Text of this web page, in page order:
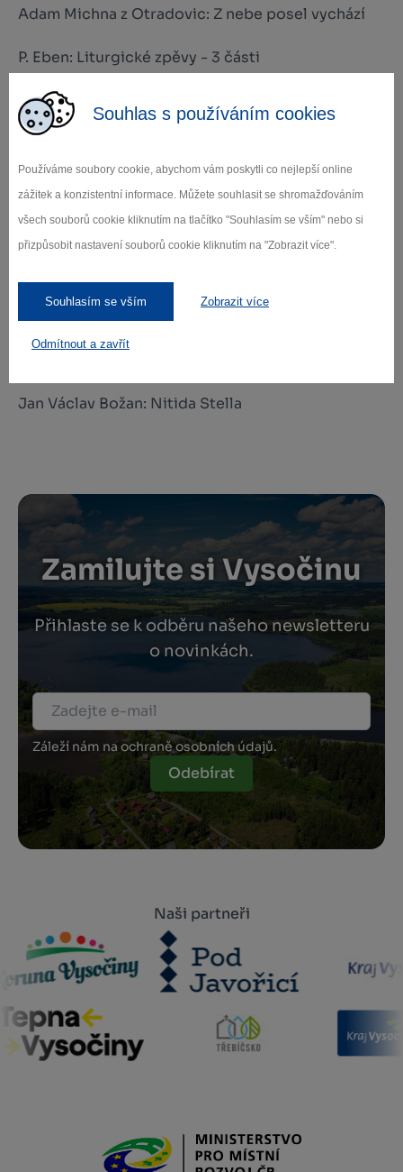
Souhlas s používáním cookies
Používáme soubory cookie, abychom vám poskytli co nejlepší online
zážitek a konzistentní informace. Můžete souhlasit se shromažďováním
všech souborů cookie kliknutím na tlačítko "Souhlasím se vším" nebo si
přizpůsobit nastavení souborů cookie kliknutím na "Zobrazit více".
Souhlasím se vším Zobrazit více
Odmítnout a zavřít
Adam Michna z Otradovic: Z nebe posel vychází
P. Eben: Liturgické zpěvy - 3 části
B. Martinů: Ave Maria
Pavel Šmolík: Laudate Dominum
Jan Václav Božan: Nitida Stella
Zamilujte si Vysočinu
Přihlaste se k odběru našeho newsletteru
o novinkách.
Záleží nám na ochraně osobních údajů.
Odebírat
Naši partneři